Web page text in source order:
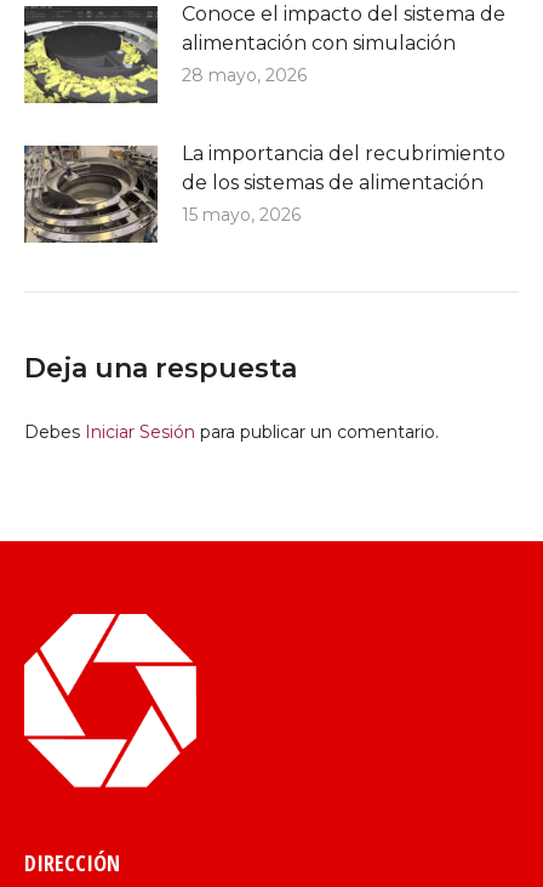
Conoce el impacto del sistema de
alimentación con simulación
28 mayo, 2026
La importancia del recubrimiento
de los sistemas de alimentación
15 mayo, 2026
Deja una respuesta
Debes Iniciar Sesión para publicar un comentario.
DIRECCIÓN